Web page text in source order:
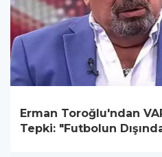
Erman Toroğlu'ndan
Tepki: "Futbolun